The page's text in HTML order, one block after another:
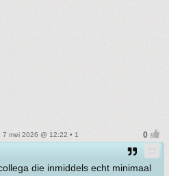
7 mei 2026 @ 12:22 • 1
die inmiddels echt minimaal